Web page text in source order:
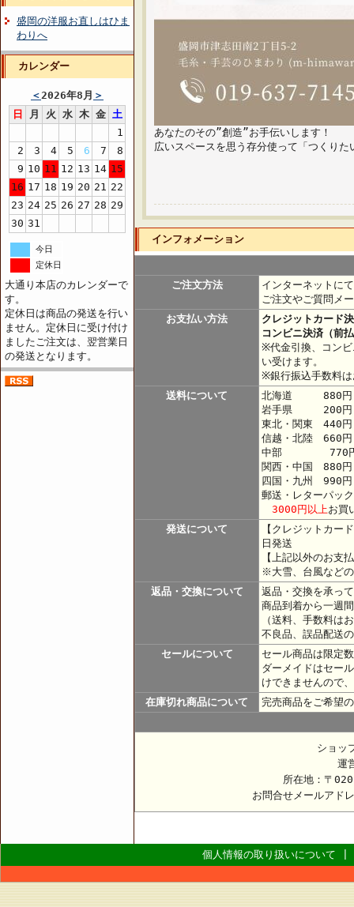
盛岡の洋服お直しはひま
わりへ
カレンダー
＜2026年8月 ＞
日
月 火 水 木 金 土
1
2
3 4 5 6 7
8
9 10 11 12 13 14 15
16 17 18 19 20 21 22
23 24 25 26 27 28 29
30 31
今日
定休日
大通り本店のカレンダーで
す。
定休日は商品の発送を行い
ません。定休日に受け付け
ましたご注文は、翌営業日
の発送となります。
あなたのその”創造”お手伝いします！
広いスペースを思う存分使って「つくり
インフォメーション
ご注文方法
インターネットに
ご注文やご質問メ
お支払い方法
クレジットカード
コンビニ決済（前
※代金引換、コン
い受けます。
※銀行振込手数料は
送料について
北海道 880円
岩手県 200円
東北・関東 440
信越・北陸 660円
中部 770
関西・中国 880円
四国・九州 990円
郵送・レターパッ
3000円以上お買
発送について
【クレジットカー
日発送
【上記以外のお支
※大雪、台風など
返品・交換について
返品・交換を承っ
商品到着から一週
（送料、手数料は
不良品、誤品配送
セールについて
セール商品は限定
ダーメイドはセー
けできませんので
在庫切れ商品について
完売商品をご希望
ショッ
運
所在地：〒
お問合せメールアド
個人情報の取り扱いについて